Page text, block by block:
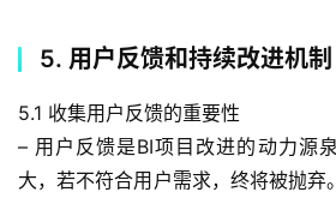
5. 用户反馈和持续改进机制
5.1 收集用户反馈的重要性
– 用户反馈是BI项目改进的动力源
大，若不符合用户需求，终将被抛弃